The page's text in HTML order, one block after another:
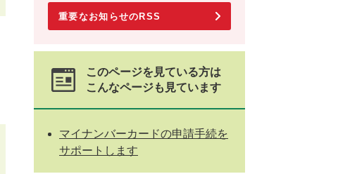
重要なお知らせのRSS
このページを見ている方は
こんなページも見ています
マイナンバーカードの申請手続を
サポートします